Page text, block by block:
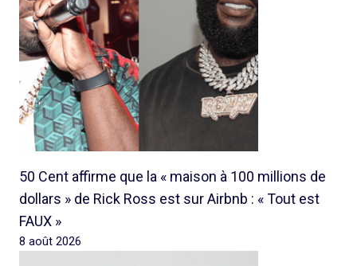
50 Cent affirme que la « maison à 100 millions de
dollars » de Rick Ross est sur Airbnb : « Tout est
FAUX »
8 août 2026